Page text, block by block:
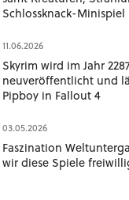
Schlossknack-Minispiel
11.06.2026
Skyrim wird im Jahr
neuveröffentlicht und
Pipboy in Fallout 4
03.05.2026
Faszination
wir diese Spiele